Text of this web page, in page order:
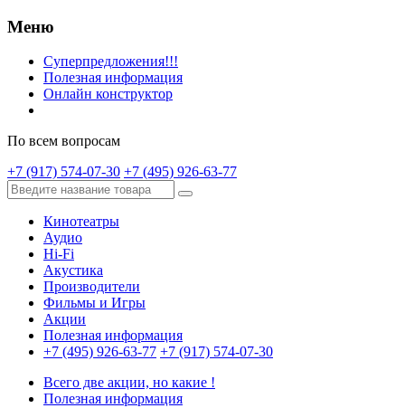
Меню
Суперпредложения!!!
Полезная информация
Онлайн конструктор
По всем вопросам
+7 (917) 574-07-30 +7 (495) 926-63-77
Кинотеатры
Аудио
Hi-Fi
Акустика
Производители
Фильмы и Игры
Акции
Полезная информация
+7 (495) 926-63-77 +7 (917) 574-07-30
Всего две акции, но какие !
Полезная информация